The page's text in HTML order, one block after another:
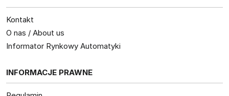
Kontakt
O nas / About us
Informator Rynkowy Automatyki
INFORMACJE PRAWNE